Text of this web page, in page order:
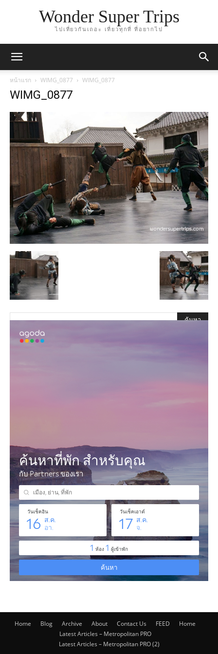
Wonder Super Trips
ไปเที่ยวกันเถอะ เที่ยวทุกที่ ที่อยากไป
หน้าแรก WIMG_0877 WIMG_0877
WIMG_0877
Home Blog Archive About Contact Us FEED
Home
Latest Articles – Metropolitan PRO
Latest Articles – Metropolitan PRO (2)